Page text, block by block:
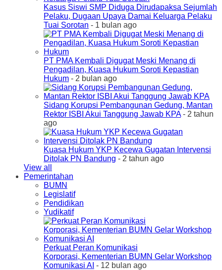
Kasus Siswi SMP Diduga Dirudapaksa Sejumlah
Pelaku, Dugaan Upaya Damai Keluarga Pelaku
Tuai Sorotan - 1 bulan ago
PT PMA Kembali Digugat Meski Menang di
Pengadilan, Kuasa Hukum Soroti Kepastian
Hukum - 2 bulan ago
Sidang Korupsi Pembangunan Gedung, Mantan
Rektor ISBI Akui Tanggung Jawab KPA- 2 tahun
ago
Kuasa Hukum YKP Kecewa Gugatan Intervensi
Ditolak PN Bandung - 2 tahun ago
View all
Pemerintahan
BUMN
Legislatif
Pendidikan
Yudikatif
Perkuat Peran Komunikasi
Korporasi, Kementerian BUMN Gelar Workshop
Komunikasi AI - 12 bulan ago